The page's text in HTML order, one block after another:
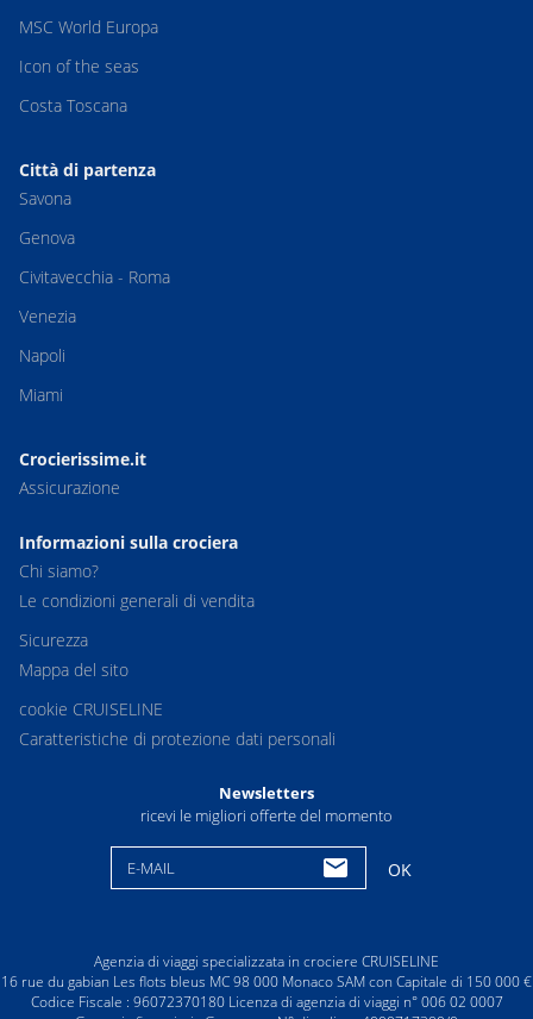
MSC World Europa
Icon of the seas
Costa Toscana
Città di partenza
Savona
Genova
Civitavecchia - Roma
Venezia
Napoli
Miami
Crocierissime.it
Assicurazione
Informazioni sulla crociera
Chi siamo?
Le condizioni generali di vendita
Sicurezza
Mappa del sito
cookie CRUISELINE
Caratteristiche di protezione dati personali
Newsletters
ricevi le migliori offerte del momento
E-MAIL OK
Agenzia di viaggi specializzata in crociere CRUISELINE
16 rue du gabian Les flots bleus MC 98 000 Monaco SAM con Capitale di 150 000 €
Codice Fiscale : 96072370180 Licenza di agenzia di viaggi n° 006 02 0007